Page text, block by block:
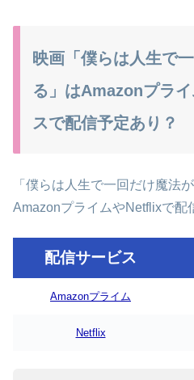
映画「僕らは人生で
る」はAmazonプラ
スで配信予定あり？
「僕らは人生で一回だけ魔法
AmazonプライムやNetflixで配
配信サービス
Amazonプライム
Netflix